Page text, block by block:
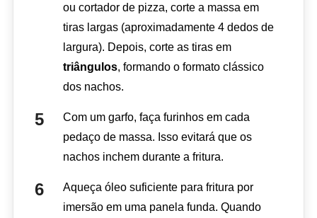
ou cortador de pizza, corte a massa em
tiras largas (aproximadamente 4 dedos de
largura). Depois, corte as tiras em
triângulos, formando o formato clássico
dos nachos.
Com um garfo, faça furinhos em cada
pedaço de massa. Isso evitará que os
nachos inchem durante a fritura.
Aqueça óleo suficiente para fritura por
imersão em uma panela funda. Quando